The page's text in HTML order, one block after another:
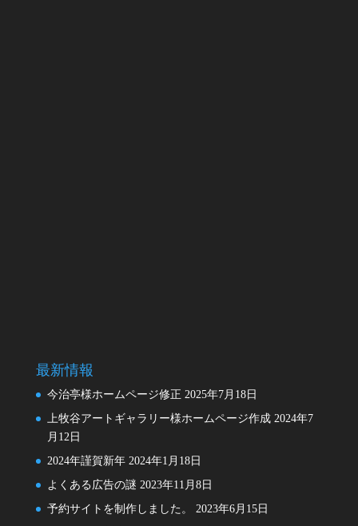
最新情報
今治亭様ホームページ修正 2025年7月18日
上牧谷アートギャラリー様ホームページ作成 2024年7
月12日
2024年謹賀新年 2024年1月18日
よくある広告の謎 2023年11月8日
予約サイトを制作しました。
2023年6月15日